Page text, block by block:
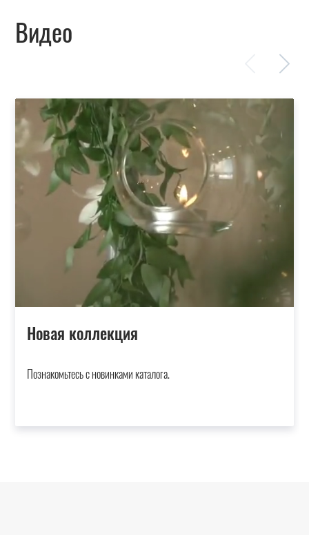
Видео
Новая коллекция
Познакомьтесь с новинками каталога.